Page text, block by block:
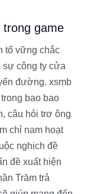
game
tố vững chắc
sự công ty cửa
đường. xsmb
bao bao
câu hỏi trơ ông
chỉ nam hoạt
nghịch đề
đề xuất hiện
Trăm trả